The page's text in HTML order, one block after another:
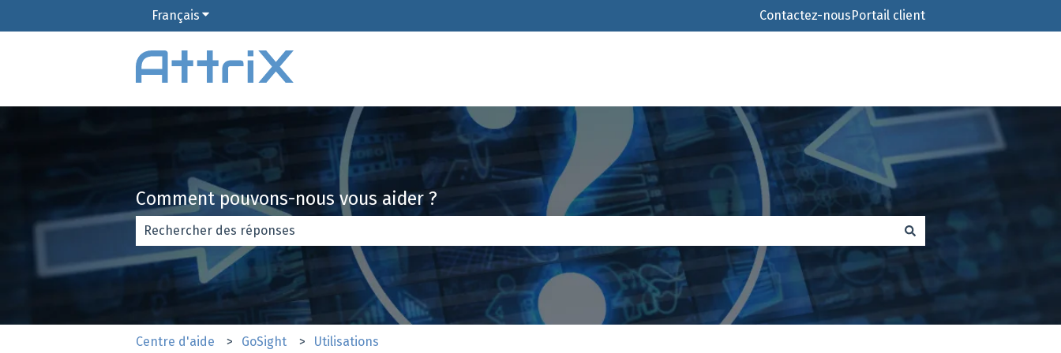
Français Afficher le sous-menu pour les traductions Contactez-nousPortail client
Comment pouvons-nous vous aider ?
Il n'y a aucune suggestion car le champ de recherche est vide.
Centre d'aide GoSight Utilisations